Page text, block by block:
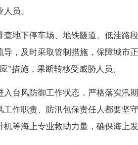
员。
地下停车场、地铁隧道、低洼路
，及时采取管制措施，保障城市
措施，果断转移受威胁人员。
台风防御工作状态，严格落实汛期
作职责、防汛包保责任人都要坚
等海上专业救助力量，确保海上